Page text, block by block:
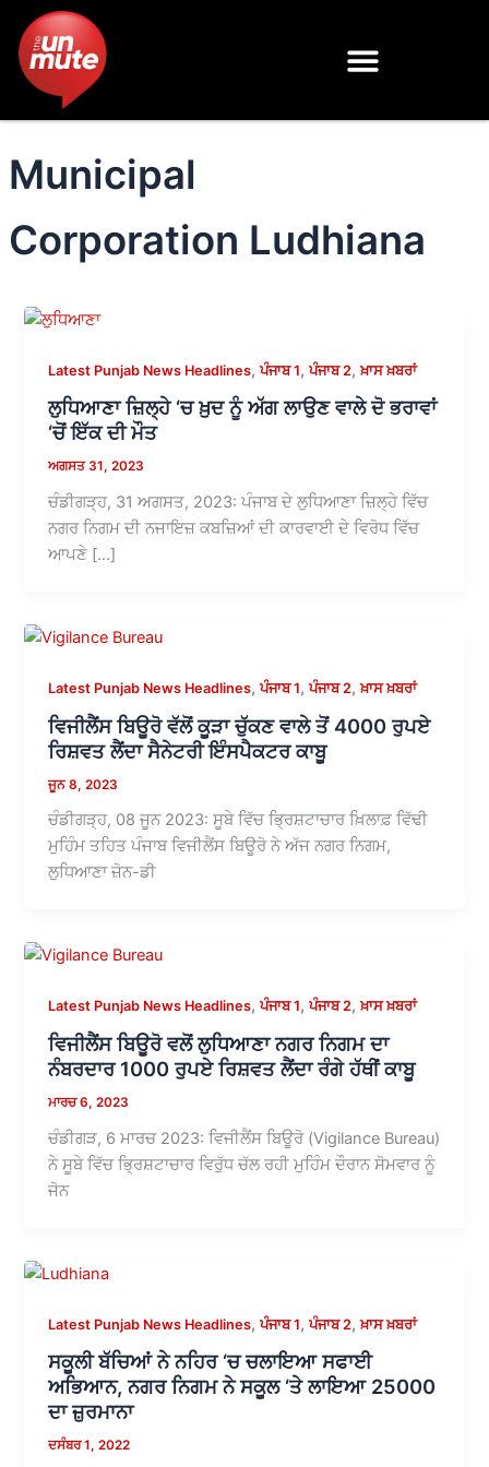
content
Municipal
Corporation Ludhiana
Latest Punjab News Headlines,ਪੰਜਾਬ 1,ਪੰਜਾਬ 2,ਖ਼ਾਸ ਖ਼ਬਰਾਂ
ਲੁਧਿਆਣਾ ਜ਼ਿਲ੍ਹੇ ‘ਚ ਖ਼ੁਦ ਨੂੰ ਅੱਗ ਲਾਉਣ ਵਾਲੇ ਦੋ ਭਰਾਵਾਂ
‘ਚੋਂ ਇੱਕ ਦੀ ਮੌਤ
ਅਗਸਤ 31, 2023
ਚੰਡੀਗੜ੍ਹ, 31 ਅਗਸਤ, 2023: ਪੰਜਾਬ ਦੇ ਲੁਧਿਆਣਾ ਜ਼ਿਲ੍ਹੇ ਵਿੱਚ
ਨਗਰ ਨਿਗਮ ਦੀ ਨਜਾਇਜ਼ ਕਬਜ਼ਿਆਂ ਦੀ ਕਾਰਵਾਈ ਦੇ ਵਿਰੋਧ ਵਿੱਚ
ਆਪਣੇ […]
Latest Punjab News Headlines,ਪੰਜਾਬ 1,ਪੰਜਾਬ 2,ਖ਼ਾਸ ਖ਼ਬਰਾਂ
ਵਿਜੀਲੈਂਸ ਬਿਊਰੋ ਵੱਲੋਂ ਕੂੜਾ ਚੁੱਕਣ ਵਾਲੇ ਤੋਂ 4000 ਰੁਪਏ
ਰਿਸ਼ਵਤ ਲੈਂਦਾ ਸੈਨੇਟਰੀ ਇੰਸਪੈਕਟਰ ਕਾਬੂ
ਜੂਨ 8, 2023
ਚੰਡੀਗੜ੍ਹ, 08 ਜੂਨ 2023: ਸੂਬੇ ਵਿੱਚ ਭ੍ਰਿਸ਼ਟਾਚਾਰ ਖ਼ਿਲਾਫ਼ ਵਿੱਢੀ
ਮੁਹਿੰਮ ਤਹਿਤ ਪੰਜਾਬ ਵਿਜੀਲੈਂਸ ਬਿਊਰੋ ਨੇ ਅੱਜ ਨਗਰ ਨਿਗਮ,
ਲੁਧਿਆਣਾ ਜ਼ੋਨ-ਡੀ
Latest Punjab News Headlines,ਪੰਜਾਬ 1,ਪੰਜਾਬ 2,ਖ਼ਾਸ ਖ਼ਬਰਾਂ
ਵਿਜੀਲੈਂਸ ਬਿਊਰੋ ਵਲੋਂ ਲੁਧਿਆਣਾ ਨਗਰ ਨਿਗਮ ਦਾ
ਨੰਬਰਦਾਰ 1000 ਰੁਪਏ ਰਿਸ਼ਵਤ ਲੈਂਦਾ ਰੰਗੇ ਹੱਥੀਂ ਕਾਬੂ
ਮਾਰਚ 6, 2023
ਚੰਡੀਗੜ, 6 ਮਾਰਚ 2023: ਵਿਜੀਲੈਂਸ ਬਿਊਰੋ (Vigilance Bureau)
ਨੇ ਸੂਬੇ ਵਿੱਚ ਭ੍ਰਿਸ਼ਟਾਚਾਰ ਵਿਰੁੱਧ ਚੱਲ ਰਹੀ ਮੁਹਿੰਮ ਦੌਰਾਨ ਸੋਮਵਾਰ ਨੂੰ
ਜੋਨ
Latest Punjab News Headlines,ਪੰਜਾਬ 1,ਪੰਜਾਬ 2,ਖ਼ਾਸ ਖ਼ਬਰਾਂ
ਸਕੂਲੀ ਬੱਚਿਆਂ ਨੇ ਨਹਿਰ ‘ਚ ਚਲਾਇਆ ਸਫਾਈ
ਅਭਿਆਨ, ਨਗਰ ਨਿਗਮ ਨੇ ਸਕੂਲ ‘ਤੇ ਲਾਇਆ 25000
ਦਾ ਜ਼ੁਰਮਾਨਾ
ਦਸੰਬਰ 1, 2022